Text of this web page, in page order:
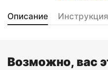
Описание Инструкция
Возможно, вас